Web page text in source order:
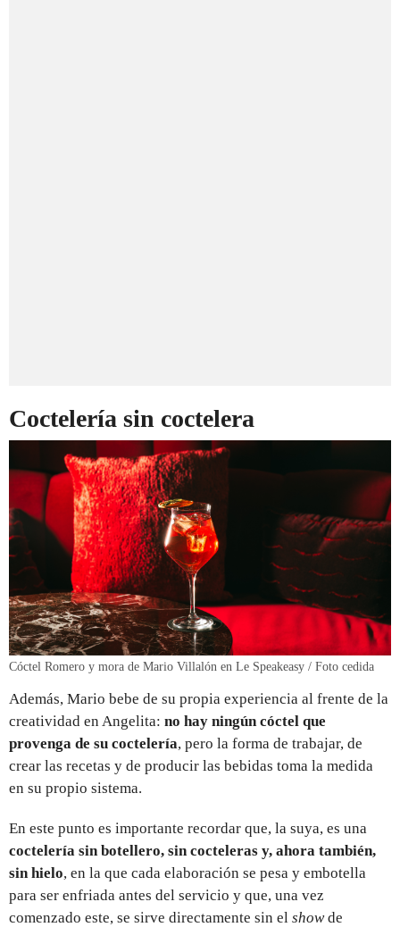
Coctelería sin coctelera
Cóctel Romero y mora de Mario Villalón en Le Speakeasy / Foto cedida
Además, Mario bebe de su propia experiencia al frente de la
creatividad en Angelita: no hay ningún cóctel que
provenga de su coctelería, pero la forma de trabajar, de
crear las recetas y de producir las bebidas toma la medida
en su propio sistema.
En este punto es importante recordar que, la suya, es una
coctelería sin botellero, sin cocteleras y, ahora también,
sin hielo, en la que cada elaboración se pesa y embotella
para ser enfriada antes del servicio y que, una vez
comenzado este, se sirve directamente sin el showde